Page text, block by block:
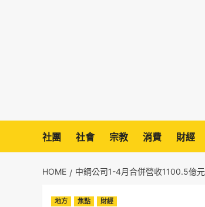
社團 社會 宗教 消費 財經
HOME 中鋼公司1-4月合併營收1100.5億
地方 焦點 財經